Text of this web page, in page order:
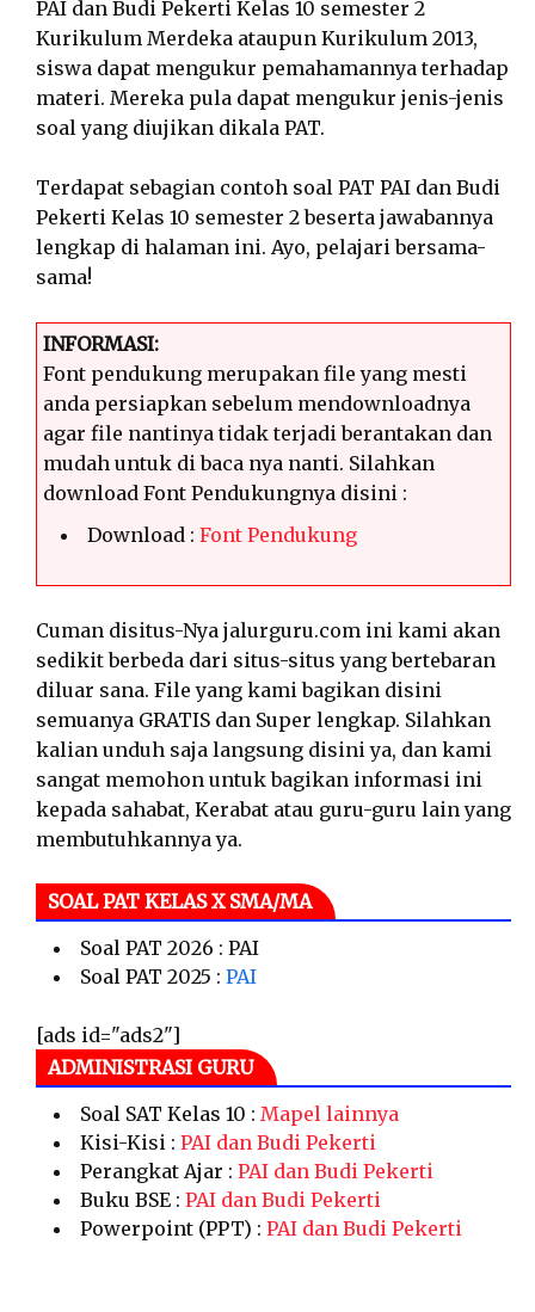
PAI dan Budi Pekerti Kelas 10 semester 2
Kurikulum Merdeka ataupun Kurikulum 2013,
siswa dapat mengukur pemahamannya terhadap
materi. Mereka pula dapat mengukur jenis-jenis
soal yang diujikan dikala PAT.
Terdapat sebagian contoh soal PAT PAI dan Budi
Pekerti Kelas 10 semester 2 beserta jawabannya
lengkap di halaman ini. Ayo, pelajari bersama-
sama!
INFORMASI:
Font pendukung merupakan file yang mesti
anda persiapkan sebelum mendownloadnya
agar file nantinya tidak terjadi berantakan dan
mudah untuk di baca nya nanti. Silahkan
download Font Pendukungnya disini :
Download : Font Pendukung
Cuman disitus-Nya jalurguru.com ini kami akan
sedikit berbeda dari situs-situs yang bertebaran
diluar sana. File yang kami bagikan disini
semuanya GRATIS dan Super lengkap. Silahkan
kalian unduh saja langsung disini ya, dan kami
sangat memohon untuk bagikan informasi ini
kepada sahabat, Kerabat atau guru-guru lain yang
membutuhkannya ya.
SOAL PAT KELAS X SMA/MA
Soal PAT 2026 : PAI
Soal PAT 2025 : PAI
[ads id="ads2"]
ADMINISTRASI GURU
Soal SAT Kelas 10 : Mapel lainnya
Kisi-Kisi : PAI dan Budi Pekerti
Perangkat Ajar : PAI dan Budi Pekerti
Buku BSE : PAI dan Budi Pekerti
Powerpoint (PPT) : PAI dan Budi Pekerti